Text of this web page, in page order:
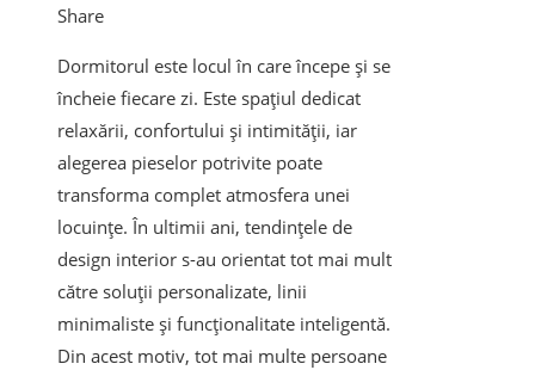
Share
Dormitorul este locul în care începe și se
încheie fiecare zi. Este spațiul dedicat
relaxării, confortului și intimității, iar
alegerea pieselor potrivite poate
transforma complet atmosfera unei
locuințe. În ultimii ani, tendințele de
design interior s-au orientat tot mai mult
către soluții personalizate, linii
minimaliste și funcționalitate inteligentă.
Din acest motiv, tot mai multe persoane